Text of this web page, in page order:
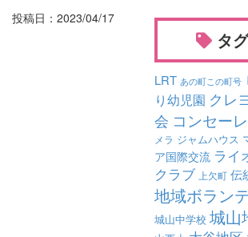
投稿日：2023/04/17
タグ
LRT あの町この町号
り幼児園 クレ
会 コンセーレ
メラ ジャムハウス
ア国際交流 ライ
クラブ 上欠町 伝
地域ボラン
城山中学校 城山